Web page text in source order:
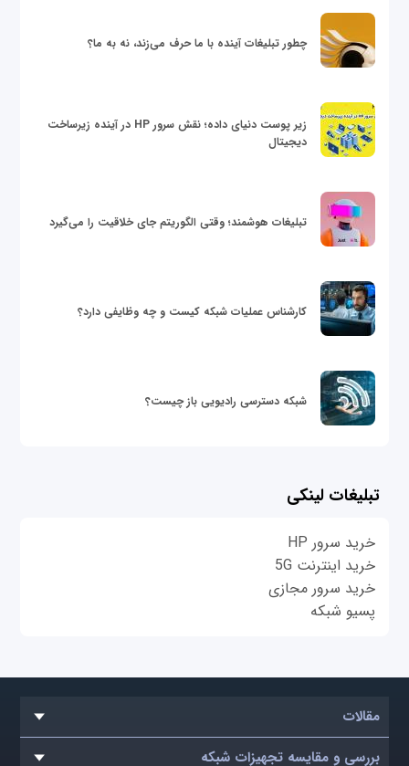
چطور تبلیغات آینده با ما حرف می‌زند، نه به ما؟
زیر پوست دنیای داده؛ نقش سرور HP در آینده زیرساخت
دیجیتال
تبلیغات هوشمند؛ وقتی الگوریتم جای خلاقیت را می‌گیرد
کارشناس عملیات شبکه کیست و چه وظایفی دارد؟
شبکه دسترسی رادیویی باز چیست؟
تبلیغات لینکی
خرید سرور HP
خرید اینترنت 5G
خرید سرور مجازی
پسیو شبکه
مقالات
بررسی و مقایسه تجهیزات شبکه